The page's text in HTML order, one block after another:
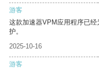
游客
这款加速器VPM应用程序已
护。
2025-10-16
游客